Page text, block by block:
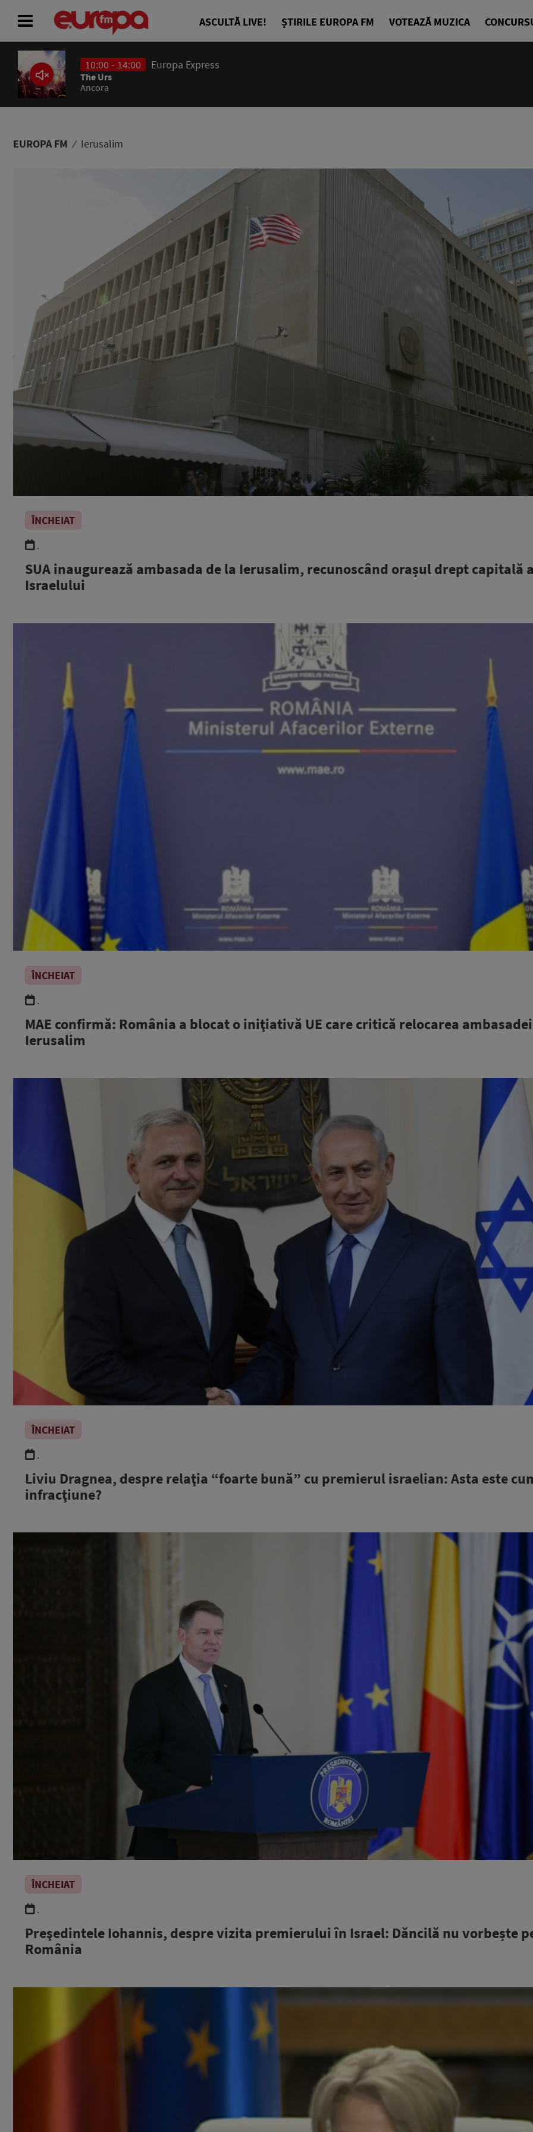
ASCULTĂ LIVE! ȘTIRILE EUROPA FM VOTEAZĂ MUZICA
10:00 - 14:00 Europa Express
The Urs
Ancora
EUROPA FM Ierusalim
ÎNCHEIAT
.
SUA inaugurează ambasada de la Ierusalim, recunoscând orașul drept capitală
Israelului
ÎNCHEIAT
.
MAE confirmă: România a blocat o iniţiativă UE care critică relocarea ambasadei
Ierusalim
ÎNCHEIAT
.
Liviu Dragnea, despre relaţia “foarte bună” cu premierul israelian: Asta este
infracţiune?
ÎNCHEIAT
.
Preşedintele Iohannis, despre vizita premierului în Israel: Dăncilă nu vorbește
România
ACASĂ
ȘTIRI